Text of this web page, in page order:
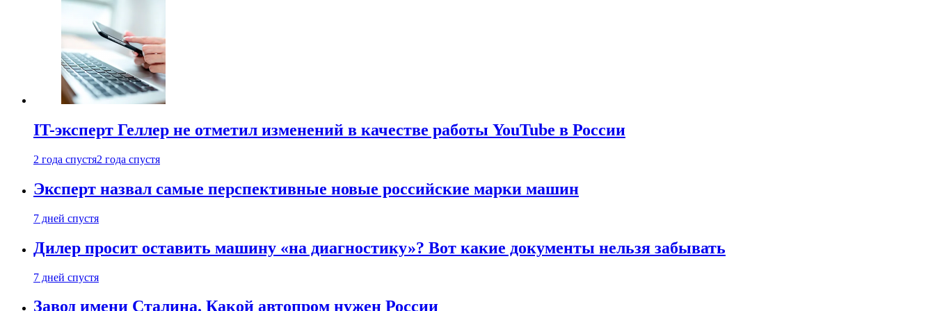
IT-эксперт Геллер не отметил изменений в качестве работы YouTube в России
2 года спустя2 года спустя
Эксперт назвал самые перспективные новые российские марки машин
7 дней спустя
Дилер просит оставить машину «на диагностику»? Вот какие документы нельзя забывать
7 дней спустя
Завод имени Сталина. Какой автопром нужен России